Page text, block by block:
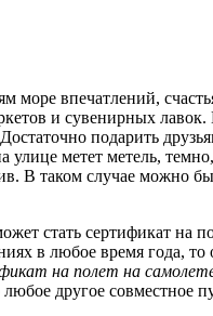
впечатлений,
и сувенирных
подарить
метет метель,
В таком случае можно
стать сертификат на
в любое время года,
на полет на
другое совместное